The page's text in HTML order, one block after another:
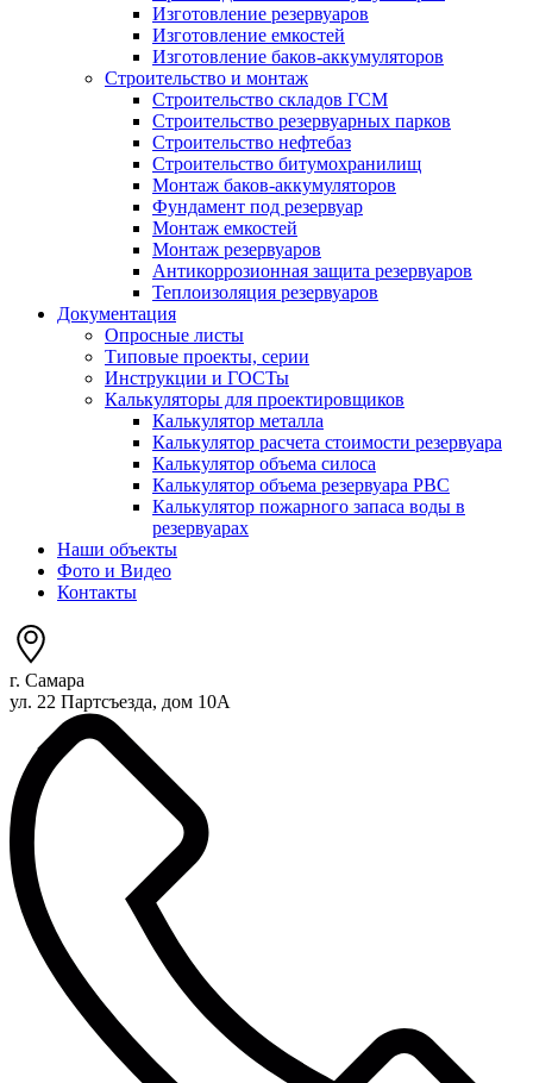
Изготовление резервуаров
Изготовление емкостей
Изготовление баков-аккумуляторов
Строительство и монтаж
Строительство складов ГСМ
Строительство резервуарных парков
Строительство нефтебаз
Строительство битумохранилищ
Монтаж баков-аккумуляторов
Фундамент под резервуар
Монтаж емкостей
Монтаж резервуаров
Антикоррозионная защита резервуаров
Теплоизоляция резервуаров
Документация
Опросные листы
Типовые проекты, серии
Инструкции и ГОСТы
Калькуляторы для проектировщиков
Калькулятор металла
Калькулятор расчета стоимости резервуара
Калькулятор объема силоса
Калькулятор объема резервуара РВС
Калькулятор пожарного запаса воды в
резервуарах
Наши объекты
Фото и Видео
Контакты
г. Самара
ул. 22 Партсъезда, дом 10А